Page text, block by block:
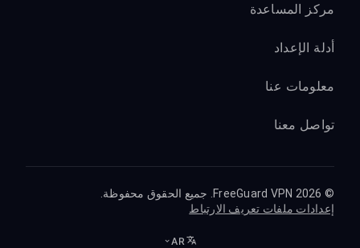
مركز المساعدة
أدلة الإعداد
معلومات عنا
تواصل معنا
© 2026 FreeGuard VPN. جميع الحقوق محفوظة.
إعدادات ملفات تعريف الارتباط
AR